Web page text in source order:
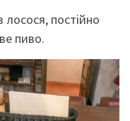
постійно
пиво.